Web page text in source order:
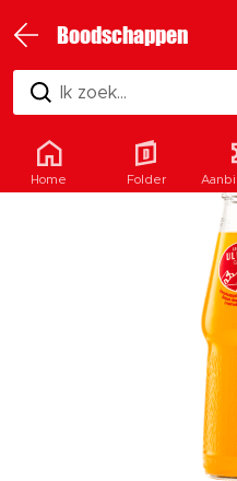
Boodschappen
Ik zoek...
Home Folder